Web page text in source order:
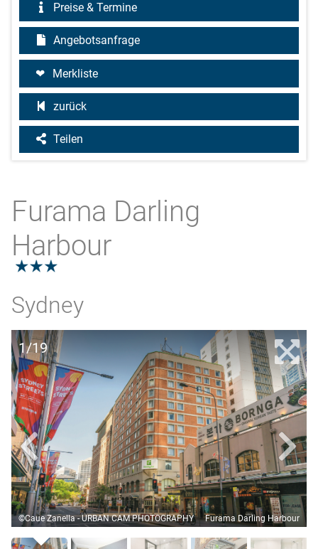
Preise & Termine
Angebotsanfrage
Merkliste
zurück
Teilen
Furama Darling
Harbour
3.0
Sydney
1/19
©Caue Zanella - URBAN CAM PHOTOGRAPHY Furama Darling Harbour